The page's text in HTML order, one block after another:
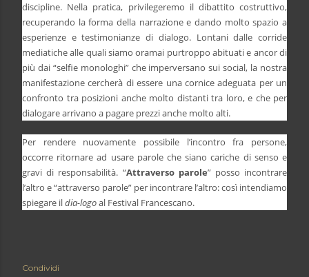
discipline. Nella pratica, privilegeremo il dibattito costruttivo,
recuperando la forma della narrazione e dando molto spazio a
esperienze e testimonianze di dialogo. Lontani dalle corride
mediatiche alle quali siamo oramai purtroppo abituati e ancor di
più dai “selfie monologhi” che imperversano sui social, la nostra
manifestazione cercherà di essere una cornice adeguata per un
confronto tra posizioni anche molto distanti tra loro, e che per
dialogare arrivano a pagare prezzi anche molto alti.
Per rendere nuovamente possibile l’incontro fra persone,
occorre ritornare ad usare parole che siano cariche di senso e
gravi di responsabilità. “Attraverso parole” posso incontrare
l’altro e “attraverso parole” per incontrare l’altro: così intendiamo
spiegare ildia-logoal Festival Francescano.
Condividi